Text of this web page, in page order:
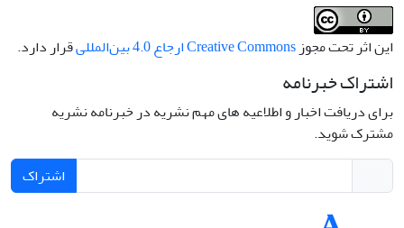
این اثر تحت مجوز Creative Commons ارجاع 4.0 بین‌المللی قرار دارد.
اشتراک خبرنامه
برای دریافت اخبار و اطلاعیه های مهم نشریه در خبرنامه نشریه
مشترک شوید.
اشتراک